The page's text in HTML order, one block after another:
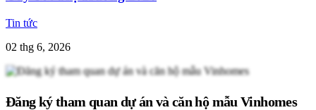
Tin tức
02 thg 6, 2026
Đăng ký tham quan dự án và căn hộ mẫu Vinhomes